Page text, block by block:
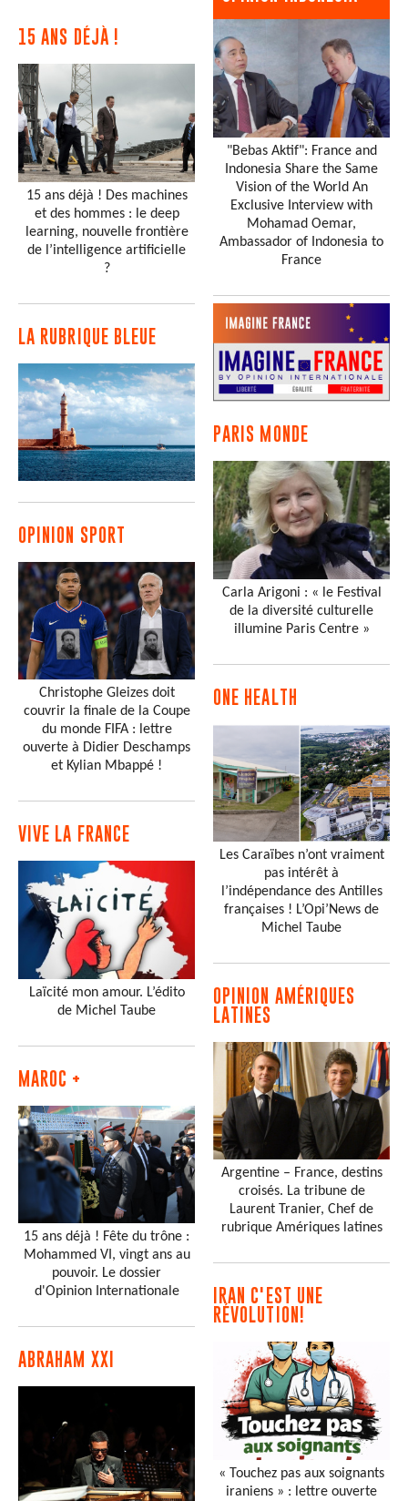
15 ANS DÉJÀ !
15 ans déjà ! Des machines
et des hommes : le deep
learning, nouvelle frontière
de l’intelligence artificielle
?
LA RUBRIQUE BLEUE
OPINION SPORT
Christophe Gleizes doit
couvrir la finale de la Coupe
du monde FIFA : lettre
ouverte à Didier Deschamps
et Kylian Mbappé !
VIVE LA FRANCE
Laïcité mon amour. L’édito
de Michel Taube
MAROC +
15 ans déjà ! Fête du trône :
Mohammed VI, vingt ans au
pouvoir. Le dossier
d'Opinion Internationale
ABRAHAM XXI
"Bebas Aktif": France and
Indonesia Share the Same
Vision of the World An
Exclusive Interview with
Mohamad Oemar,
Ambassador of Indonesia to
France
PARIS MONDE
Carla Arigoni : « le Festival
de la diversité culturelle
illumine Paris Centre »
ONE HEALTH
Les Caraïbes n’ont vraiment
pas intérêt à
l’indépendance des Antilles
françaises ! L’Opi’News de
Michel Taube
OPINION AMÉRIQUES
LATINES
Argentine – France, destins
croisés. La tribune de
Laurent Tranier, Chef de
rubrique Amériques latines
IRAN C'EST UNE
RÉVOLUTION!
« Touchez pas aux soignants
iraniens » : lettre ouverte